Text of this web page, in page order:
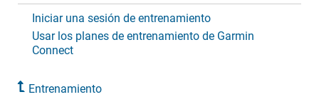
Iniciar una sesión de entrenamiento
Usar los planes de entrenamiento de Garmin
Connect
Entrenamiento